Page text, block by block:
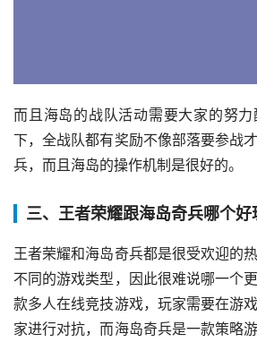
而且海岛的战队活动需要大家的努
下，全战队都有奖励不像部落要参战
兵，而且海岛的操作机制是很好的。
三、王者荣耀跟海岛奇兵哪个好
王者荣耀和海岛奇兵都是很受欢迎的
不同的游戏类型，因此很难说哪一个
款多人在线竞技游戏，玩家需要在游
家进行对抗，而海岛奇兵是一款策略